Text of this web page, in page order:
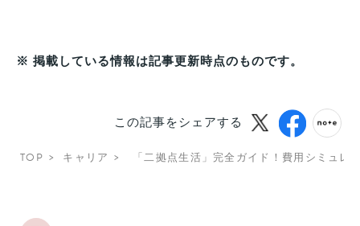
※ 掲載している情報は記事更新時点のものです。
この記事をシェアする
TOP キャリア 「二拠点生活」完全ガイド！費用シミュ